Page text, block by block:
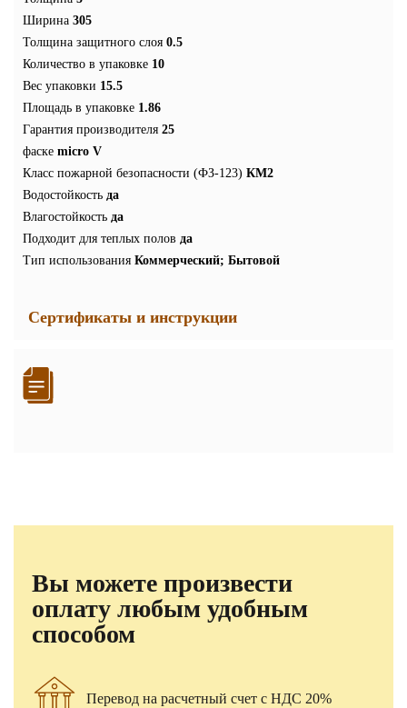
Ширина 305
Толщина защитного слоя 0.5
Количество в упаковке 10
Вес упаковки 15.5
Площадь в упаковке 1.86
Гарантия производителя 25
фаске micro V
Класс пожарной безопасности (ФЗ-123) КМ2
Водостойкость да
Влагостойкость да
Подходит для теплых полов да
Тип использования Коммерческий; Бытовой
Сертификаты и инструкции
Вы можете произвести
оплату любым удобным
способом
Перевод на расчетный счет с НДС 20%